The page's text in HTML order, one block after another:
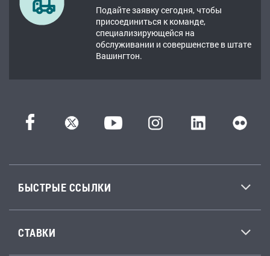
Подайте заявку сегодня, чтобы
присоединиться к команде,
специализирующейся на
обслуживании и совершенстве в штате
Вашингтон.
БЫСТРЫЕ ССЫЛКИ
СТАВКИ